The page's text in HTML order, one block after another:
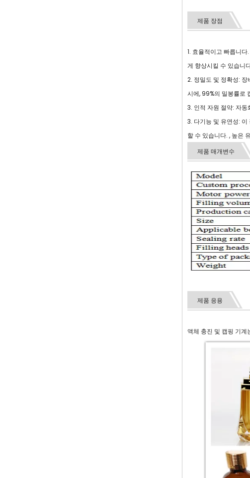
제품 장점
1. 효율적이고 빠릅니
게 향상시킬 수 있습니
2. 정밀도 및 정확성:
시에, 99%의 밀봉률로
3. 인적 자원 절약: 자
3. 다기능 및 유연성:
할 수 있습니다. , 높은
제품 매개변수
제품 응용
액체 충진 및 캡핑 기계